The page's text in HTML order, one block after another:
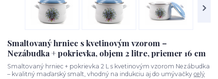
Smaltovaný hrniec s kvetinovým vzorom –
Nezábudka + pokrievka, objem 2 litre, priemer 16 cm
Smaltovaný hrniec + pokrievka 2 L s kvetinovým vzorom Nezábudka
– kvalitný maďarský smalt, vhodný na indukciu aj do umývačky celý